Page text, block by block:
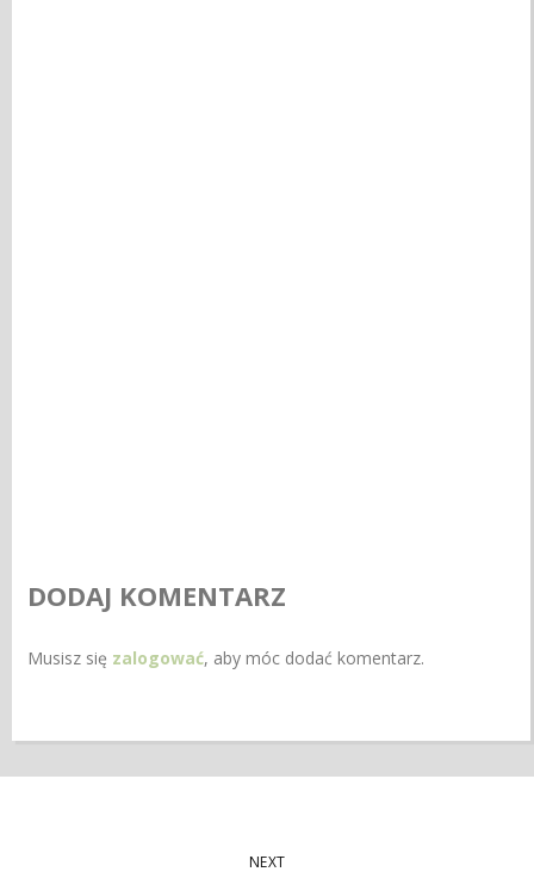
DODAJ KOMENTARZ
Musisz się zalogować, aby móc dodać komentarz.
NEXT